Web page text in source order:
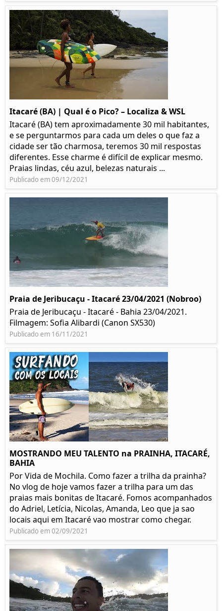
Itacaré (BA) | Qual é o Pico? – Localiza & WSL​​
Itacaré (BA) tem aproximadamente 30 mil habitantes,
e se perguntarmos para cada um deles o que faz a
cidade ser tão charmosa, teremos 30 mil respostas
diferentes. Esse charme é difícil de explicar mesmo.
Praias lindas, céu azul, belezas naturais ...
Publicado em 09/12/2021
Praia de Jeribucaçu - Itacaré 23/04/2021 (Nobroo)
Praia de Jeribucaçu - Itacaré - Bahia 23/04/2021.
Filmagem: Sofia Alibardi (Canon SX530)
Publicado em 16/11/2021
MOSTRANDO MEU TALENTO na PRAINHA, ITACARÉ,
BAHIA
Por Vida de Mochila. Como fazer a trilha da prainha?
No vlog de hoje vamos fazer a trilha para um das
praias mais bonitas de Itacaré. Fomos acompanhados
do Adriel, Letícia, Nicolas, Amanda, Leo que ja sao
locais aqui em Itacaré vao mostrar como chegar.
Publicado em 02/09/2021